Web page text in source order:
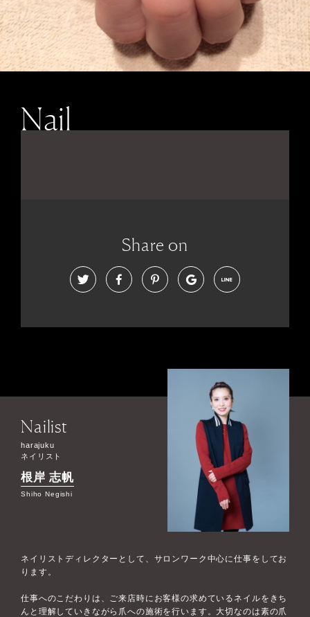
Nail
Share on
Nailist
harajuku
ネイリスト
根岸 志帆
Shiho Negishi
ネイリストディレクターとして、サロンワーク中心に仕事をしてお
ります。
仕事へのこだわりは、ご来店時にお客様の求めているネイルをきち
んと理解していきながら爪への施術を行います。大切なのは素の爪